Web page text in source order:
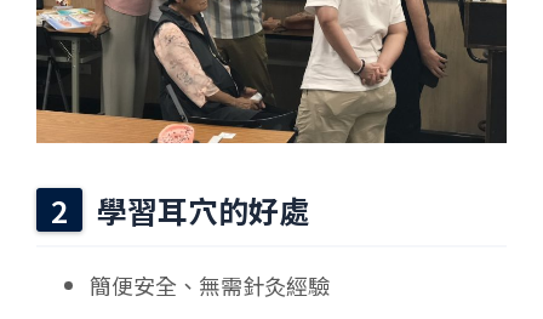
學習耳穴的好處
簡便安全、無需針灸經驗